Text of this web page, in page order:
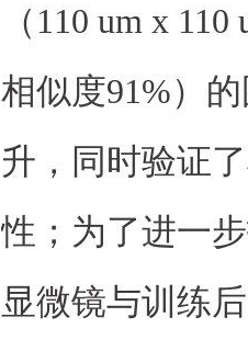
（ 110 um x 110
相似度91%）
升，同时验证
性；为了进一
显微镜与训练